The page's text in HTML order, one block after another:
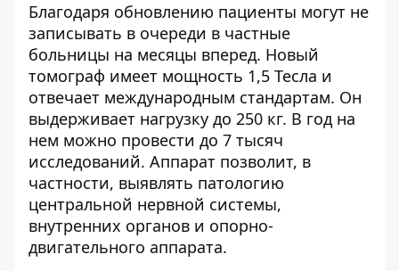
Благодаря обновлению пациенты могут не
записывать в очереди в частные
больницы на месяцы вперед. Новый
томограф имеет мощность 1,5 Тесла и
отвечает международным стандартам. Он
выдерживает нагрузку до 250 кг. В год на
нем можно провести до 7 тысяч
исследований. Аппарат позволит, в
частности, выявлять патологию
центральной нервной системы,
внутренних органов и опорно-
двигательного аппарата.